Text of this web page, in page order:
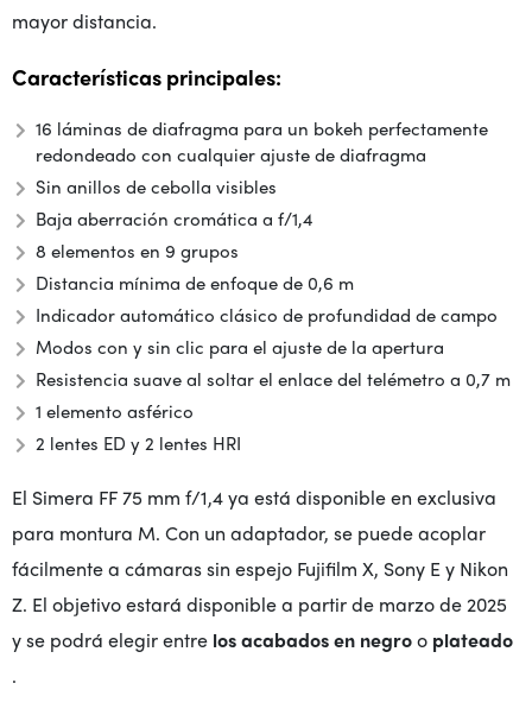
mayor distancia.
Características principales:
16 láminas de diafragma para un bokeh perfectamente
redondeado con cualquier ajuste de diafragma
Sin anillos de cebolla visibles
Baja aberración cromática a f/1,4
8 elementos en 9 grupos
Distancia mínima de enfoque de 0,6 m
Indicador automático clásico de profundidad de campo
Modos con y sin clic para el ajuste de la apertura
Resistencia suave al soltar el enlace del telémetro a 0,7 m
1 elemento asférico
2 lentes ED y 2 lentes HRI
El Simera FF 75 mm f/1,4 ya está disponible en exclusiva
para montura M. Con un adaptador, se puede acoplar
fácilmente a cámaras sin espejo Fujifilm X, Sony E y Nikon
Z. El objetivo estará disponible a partir de marzo de 2025
y se podrá elegir entre los acabadosen negroo plateado
.